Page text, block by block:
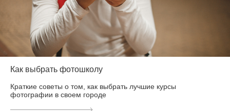
Как выбрать фотошколу
Краткие советы о том, как выбрать лучшие курсы
фотографии в своем городе